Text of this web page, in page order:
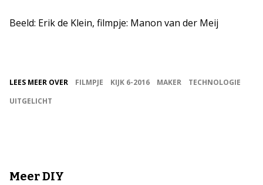
Beeld: Erik de Klein, filmpje: Manon van der Meij
LEES MEER OVER FILMPJE KIJK 6-2016 MAKER
TECHNOLOGIE
UITGELICHT
Meer DIY